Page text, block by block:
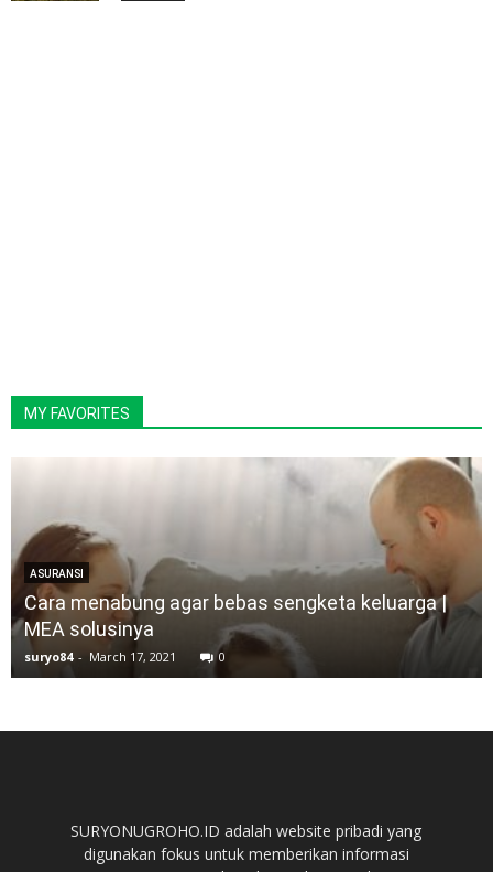
MY FAVORITES
ASURANSI
Cara menabung agar bebas sengketa keluarga |
MEA solusinya
suryo84 - March 17, 2021 0
SURYONUGROHO.ID adalah website pribadi yang
digunakan fokus untuk memberikan informasi